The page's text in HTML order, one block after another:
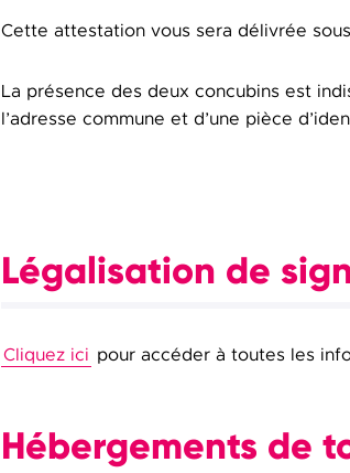
Cette attestation vous sera délivrée
La présence des deux concubins est
l’adresse commune et d’une pièce
Légalisation de
Cliquez ici pour accéder à toutes les
Hébergements de